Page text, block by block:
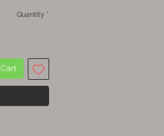
Quantity *